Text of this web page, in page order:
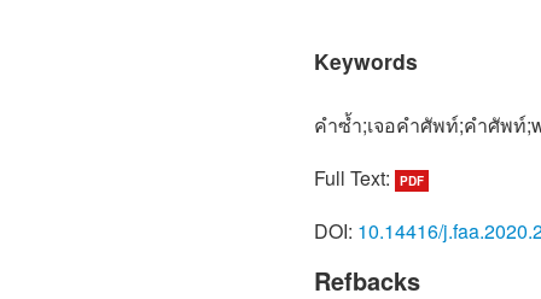
Keywords
คำซ้ำ;เจอคำศัพท์;คำศัพท์
Full Text:
PDF
DOI: 10.14416/
Refbacks